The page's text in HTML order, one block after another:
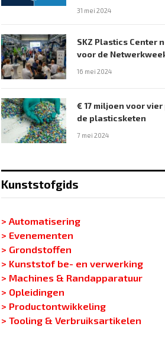
31 mei 2024
SKZ Plastics Center
voor de
16 mei 2024
€ 17 miljoen voor
de plasticsketen
7 mei 2024
Kunststofgids
> Automatisering
> Evenementen
> Grondstoffen
> Kunststof be- en verwerking
> Machines & Randapparatuur
> Opleidingen
> Productontwikkeling
> Tooling & Verbruiksartikelen